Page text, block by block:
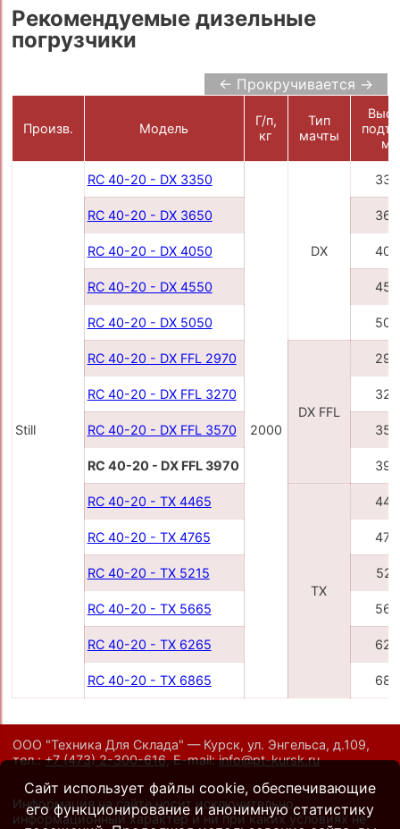
Рекомендуемые дизельные
погрузчики
← Прокручивается →
Произв. Модель
Г/п,
кг
Тип
мачты
мм
Still
RC 40-20 - DX 3350
2000
DX
RC 40-20 - DX 3650
RC 40-20 - DX 4050
RC 40-20 - DX 4550
RC 40-20 - DX 5050
RC 40-20 - DX FFL 2970
DX FFL
RC 40-20 - DX FFL 3270
RC 40-20 - DX FFL 3570
RC 40-20 - DX FFL 3970
RC 40-20 - TX 4465
TX
RC 40-20 - TX 4765
RC 40-20 - TX 5215
RC 40-20 - TX 5665
RC 40-20 - TX 6265
RC 40-20 - TX 6865
ООО "Техника Для Склада" — Курск, ул. Энгельса, д.109,
тел.:+7 (473) 2-300-616,E-mail:info@pt-kursk.ru
Информация на сайте носит исключительно
информационный характер и ни при каких условиях не
Сайт использует файлы cookie, обеспечивающие
его функционирование и анонимную статистику